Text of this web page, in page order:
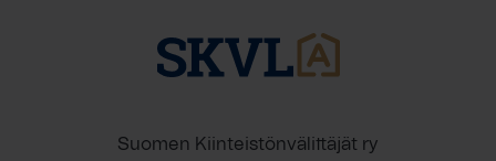
Suomen Kiinteistönvälittäjät ry